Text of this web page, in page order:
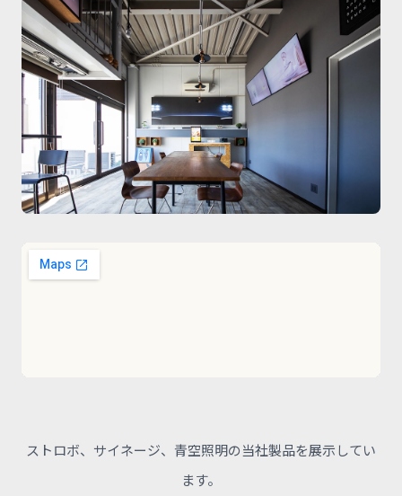
ストロボ、サイネージ、青空照明の当社製品を展示してい
ます。